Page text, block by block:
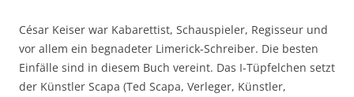
César Keiser war Kabarettist, Schauspieler, Regisseur und
vor allem ein begnadeter Limerick-Schreiber. Die besten
Einfälle sind in diesem Buch vereint. Das I-Tüpfelchen setzt
der Künstler Scapa (Ted Scapa, Verleger, Künstler,